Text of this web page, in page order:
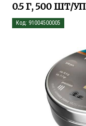
0.5 Г, 500 ШТ/УП
Код: 91004500005